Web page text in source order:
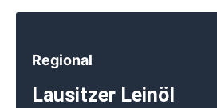
Regional
Lausitzer Leinöl